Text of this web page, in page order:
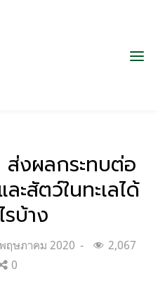
งผลกระทบต่อ
ะสัตว์ในทะเลได้
บ้าง
ฤษภาคม 2020
2,067
0